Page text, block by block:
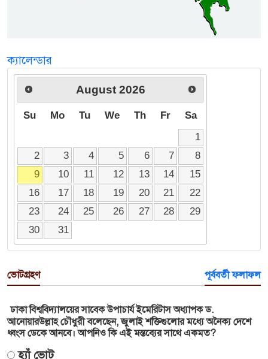
ক্যালেন্ডার
August 2026
Su Mo Tu We Th Fr
Sa
1
2
3 4 5 6 7
8
9
10 11 12 13 14
15
16
17 18 19 20 21
22
23
24 25 26 27 28
29
30
31
ভোটগ্রহণ পূর্ববর্তী ফলাফল
ঢাকা বিশ্ববিদ্যালয়ের সাবেক উপাচার্য ইমেরিটাস অধ্যাপক ড.
আনোয়ারউল্লাহ চৌধুরী বলেছেন, জুলাই শক্তিগুলোর মধ্যে অনৈক্য দেশে
ধ্বংস ডেকে আনবে। আপনিও কি এই মন্তব্যের সাথে একমত?
হ্যাঁ ভোট